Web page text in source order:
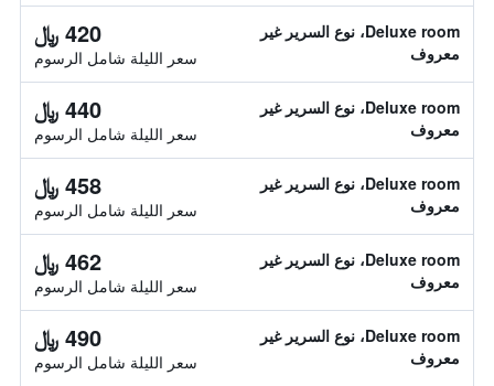
Deluxe room، نوع السرير غير
معروف
420 ﷼
سعر الليلة شامل الرسوم
Deluxe room، نوع السرير غير
معروف
440 ﷼
سعر الليلة شامل الرسوم
Deluxe room، نوع السرير غير
معروف
458 ﷼
سعر الليلة شامل الرسوم
Deluxe room، نوع السرير غير
معروف
462 ﷼
سعر الليلة شامل الرسوم
Deluxe room، نوع السرير غير
معروف
490 ﷼
سعر الليلة شامل الرسوم